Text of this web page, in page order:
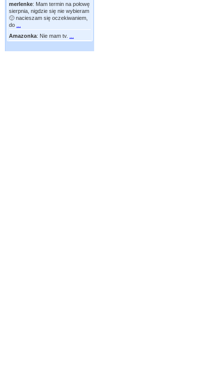
merlenke: Mam termin na połowę
sierpnia, nigdzie się nie wybieram
🙂 nacieszam się oczekiwaniem,
do
Amazonka: Nie mam tv.